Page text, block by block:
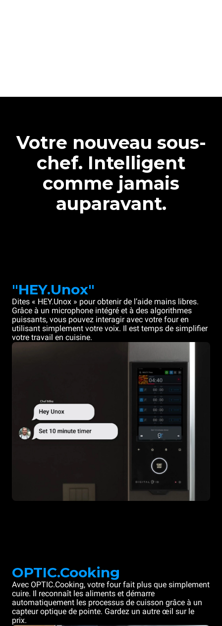
Votre nouveau sous-
chef. Intelligent
comme jamais
auparavant.
"HEY.Unox"
Dites « HEY.Unox » pour obtenir de l’aide mains libres.
Grâce à un microphone intégré et à des algorithmes
puissants, vous pouvez interagir avec votre four en
utilisant simplement votre voix. Il est temps de simplifier
votre travail en cuisine.
OPTIC.Cooking
Avec OPTIC.Cooking, votre four fait plus que simplement
cuire. Il reconnaît les aliments et démarre
automatiquement les processus de cuisson grâce à un
capteur optique de pointe. Gardez un autre œil sur le
prix.